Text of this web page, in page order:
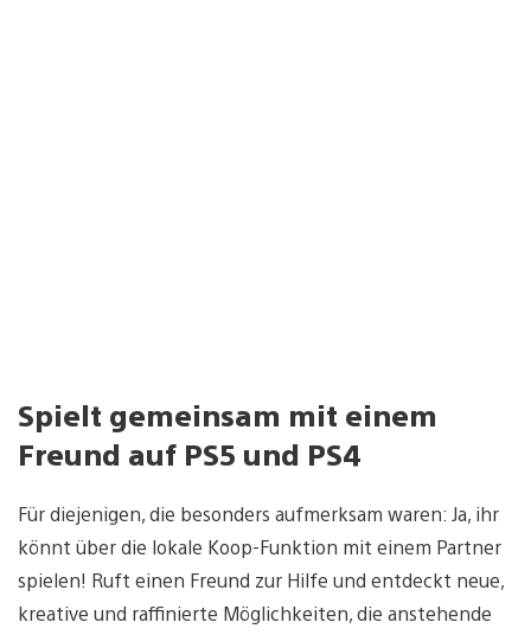
Spielt gemeinsam mit einem
Freund auf PS5 und PS4
Für diejenigen, die besonders aufmerksam waren: Ja, ihr
könnt über die lokale Koop-Funktion mit einem Partner
spielen! Ruft einen Freund zur Hilfe und entdeckt neue,
kreative und raffinierte Möglichkeiten, die anstehende